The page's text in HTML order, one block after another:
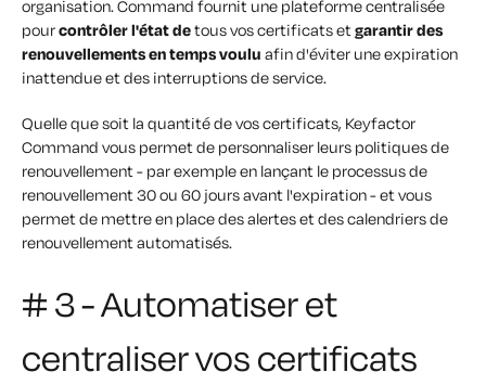
organisation. Command fournit une plateforme centralisée
pourcontrôler l'état detous vos certificats etgarantir des
renouvellements en temps voulu afin d'éviter une expiration
inattendue et des interruptions de service.
Quelle que soit la quantité de vos certificats, Keyfactor
Command vous permet de personnaliser leurs politiques de
renouvellement - par exemple en lançant le processus de
renouvellement 30 ou 60 jours avant l'expiration - et vous
permet de mettre en place des alertes et des calendriers de
renouvellement automatisés.
# 3 - Automatiser et
centraliser vos certificats